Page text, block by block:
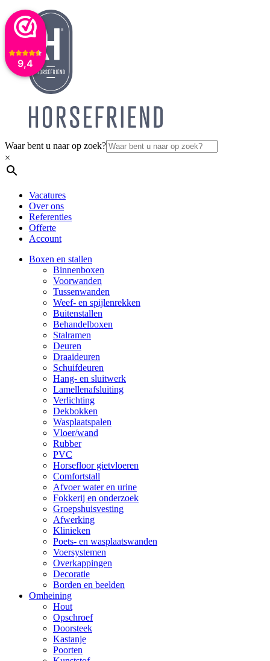
9,4
Waar bent u naar op zoek?
×
Vacatures
Over ons
Referenties
Offerte
Account
Boxen en stallen
Binnenboxen
Voorwanden
Tussenwanden
Weef- en spijlenrekken
Buitenstallen
Behandelboxen
Stalramen
Deuren
Draaideuren
Schuifdeuren
Hang- en sluitwerk
Lamellenafsluiting
Verlichting
Dekbokken
Wasplaatspalen
Vloer/wand
Rubber
PVC
Horsefloor gietvloeren
Comfortstall
Afvoer water en urine
Fokkerij en onderzoek
Groepshuisvesting
Afwerking
Klinieken
Poets- en wasplaatswanden
Voersystemen
Overkappingen
Decoratie
Borden en beelden
Omheining
Hout
Opschroef
Doorsteek
Kastanje
Poorten